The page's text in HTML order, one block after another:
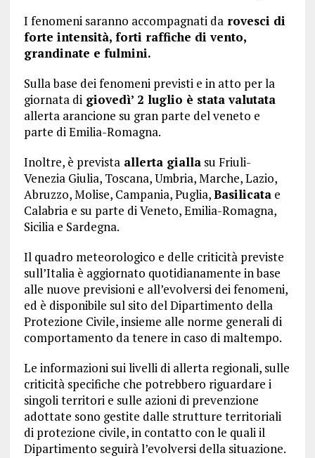
I fenomeni saranno accompagnati darovesci di
forte intensità, forti raffiche di vento,
grandinate e fulmini.
Sulla base dei fenomeni previsti e in atto per la
giornata digiovedì’ 2 luglio è stata valutata
allerta arancione su gran parte del veneto e
parte di Emilia-Romagna.
Inoltre, è previstaallerta giallasu Friuli-
Venezia Giulia, Toscana, Umbria, Marche, Lazio,
Abruzzo, Molise, Campania, Puglia,Basilicatae
Calabria e su parte di Veneto, Emilia-Romagna,
Sicilia e Sardegna.
Il quadro meteorologico e delle criticità previste
sull’Italia è aggiornato quotidianamente in base
alle nuove previsioni e all’evolversi dei fenomeni,
ed è disponibile sul sito del Dipartimento della
Protezione Civile, insieme alle norme generali di
comportamento da tenere in caso di maltempo.
Le informazioni sui livelli di allerta regionali, sulle
criticità specifiche che potrebbero riguardare i
singoli territori e sulle azioni di prevenzione
adottate sono gestite dalle strutture territoriali
di protezione civile, in contatto con le quali il
Dipartimento seguirà l’evolversi della situazione.